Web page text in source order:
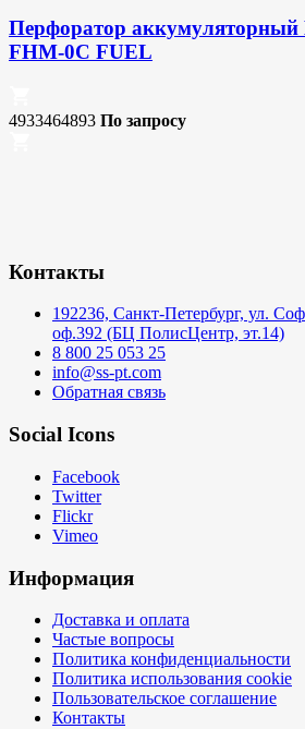
Перфоратор аккумуляторный
FHM-0C FUEL
4933464893 По запросу
Контакты
192236, Санкт-Петербург, ул.
оф.392 (БЦ ПолисЦентр, эт.14)
8 800 25 053 25
info@ss-pt.com
Обратная связь
Social Icons
Facebook
Twitter
Flickr
Vimeo
Информация
Доставка и оплата
Частые вопросы
Политика конфиденциальности
Политика использования cookie
Пользовательское соглашение
Контакты